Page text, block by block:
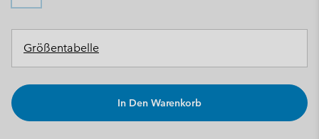
Größentabelle
In Den Warenkorb